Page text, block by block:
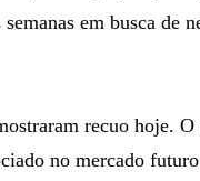
em busca de
recuo hoje.
no mercado